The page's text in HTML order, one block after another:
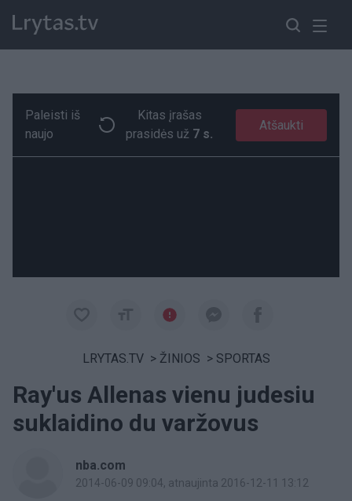
Paremkite Ukrainą
Paleisti iš
naujo
Kitas įrašas
prasidės už 6 s.
Atšaukti
LRYTAS.TV > ŽINIOS > SPORTAS
Ray'us Allenas vienu judesiu
suklaidino du varžovus
nba.com
2014-06-09 09:04, atnaujinta 2016-12-11 13:12